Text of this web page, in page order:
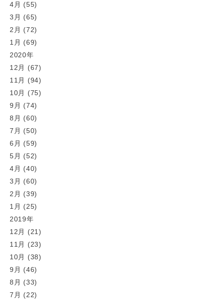
4月 (55)
3月 (65)
2月 (72)
1月 (69)
2020年
12月 (67)
11月 (94)
10月 (75)
9月 (74)
8月 (60)
7月 (50)
6月 (59)
5月 (52)
4月 (40)
3月 (60)
2月 (39)
1月 (25)
2019年
12月 (21)
11月 (23)
10月 (38)
9月 (46)
8月 (33)
7月 (22)